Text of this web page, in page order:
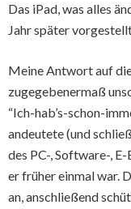
Das iPad, was alles
Jahr später
Meine Antwort auf
zugegebenermaß
“Ich-hab’s-schon-
andeutete (und
des PC-, Software-,
er früher einmal war.
an, anschließend